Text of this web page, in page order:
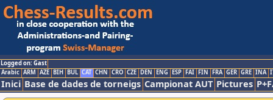
Logged on: Gast
Arabic ARM AZE BIH BUL CAT CHN CRO CZE DEN ENG ESP FAI FIN FRA GER GRE INA
Inici Base de dades de torneigs Campionat AUT Pictures